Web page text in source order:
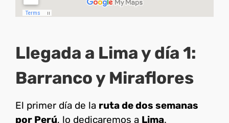
Llegada a Lima y día 1:
Barranco y Miraflores
El primer día de la ruta de dos semanas
por Perú, lo dedicaremos a Lima.